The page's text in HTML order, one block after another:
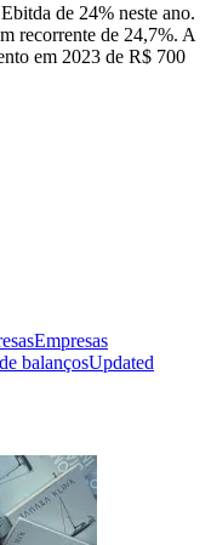
de 24% neste ano.
recorrente de 24,7%. A
em 2023 de R$ 700
Empresas
balançosUpdated